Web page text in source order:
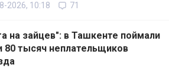
2026, 10:18 71
на зайцев": в Ташкенте поймали
80 тысяч неплательщиков